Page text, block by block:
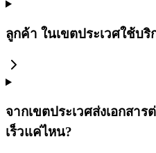
ลูกค้า ในเขตประเวศใช้บริ
จากเขตประเวศส่งเอกสา
เร็วแค่ไหน?